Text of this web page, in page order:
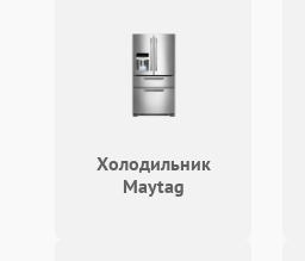
Холодильник
Maytag